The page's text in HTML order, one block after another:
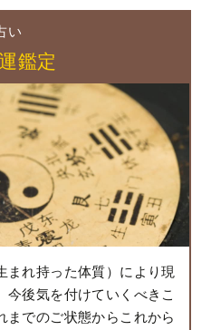
い
鑑定
まれ持った体質）により現
今後気を付けていくべきこ
までのご状態からこれから